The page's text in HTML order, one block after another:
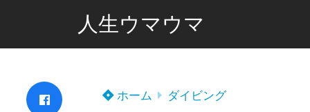
人生ウマウマ
ホーム ダイビング